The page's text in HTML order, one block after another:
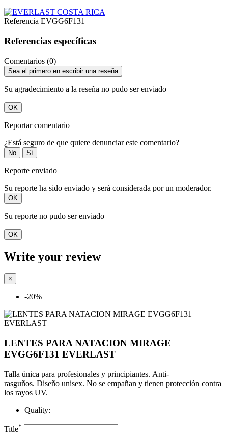
Referencia EVGG6F131
Referencias específicas
Comentarios (0)
Sea el primero en escribir una reseña
Su agradecimiento a la reseña no pudo ser enviado
OK
Reportar comentario
¿Está seguro de que quiere denunciar este comentario?
No Sí
Reporte enviado
Su reporte ha sido enviado y será considerada por un moderador.
OK
Su reporte no pudo ser enviado
OK
Write your review
×
-20%
LENTES PARA NATACION MIRAGE
EVGG6F131 EVERLAST
Talla única para profesionales y principiantes. Anti-
rasguños. Diseño unisex. No se empañan y tienen protección contra
los rayos UV.
Quality:
Title*